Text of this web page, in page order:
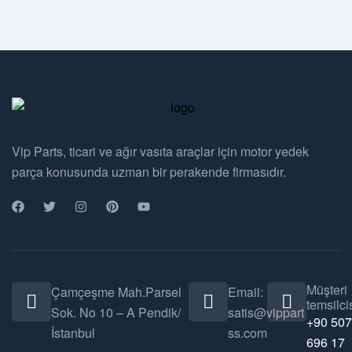
Vip Parts, ticari ve ağır vasıta araçlar için motor yedek
parça konusunda uzman bir perakende firmasıdır.
Çamçeşme Mah.Parsel
Sok. No 10 – A Pendik/
İstanbul
Email:
satis@vippart
ss.com
Müşteri
+90 507
696 17